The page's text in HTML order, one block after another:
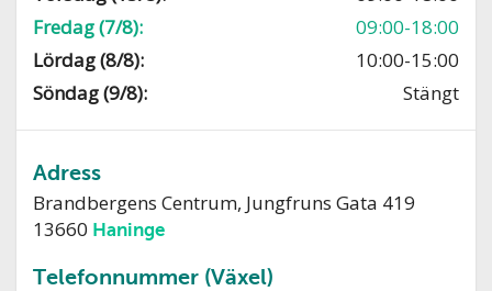
Fredag (7/8):
09:00-18:00
Lördag (8/8):
10:00-15:00
Söndag (9/8):
Stängt
Adress
Brandbergens Centrum, Jungfruns Gata 419
13660 Haninge
Telefonnummer (Växel)